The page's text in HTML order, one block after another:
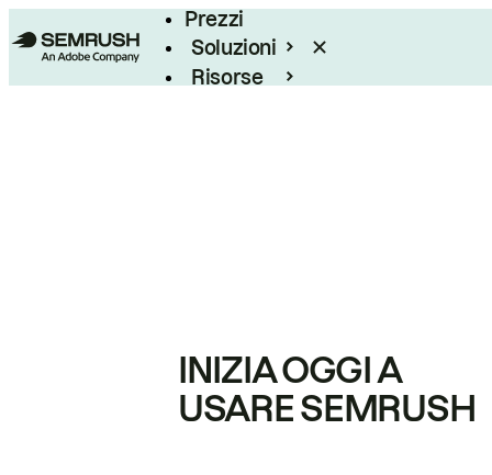
Prezzi
Soluzioni
Risorse
INIZIA OGGI A
USARE SEMRUSH